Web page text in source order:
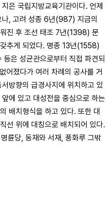
은 국립지방교육기관이다. 언제
, 고려 성종 6년(987) 지금의
진 후 조선 태조 7년(1398) 문
추게 되었다. 명종 13년(1558)
은 성균관으로부터 직접 파견되
어졌다가 여러 차례의 공사를 거
방향의 급경사지에 위치하고 있
에 있고 대성전을 중심으로 하는
배치형식을 하고 있다. 또한 대
선 위에 대칭으로 배치되어 있다.
륜당, 동재와 서재, 풍화루 그밖